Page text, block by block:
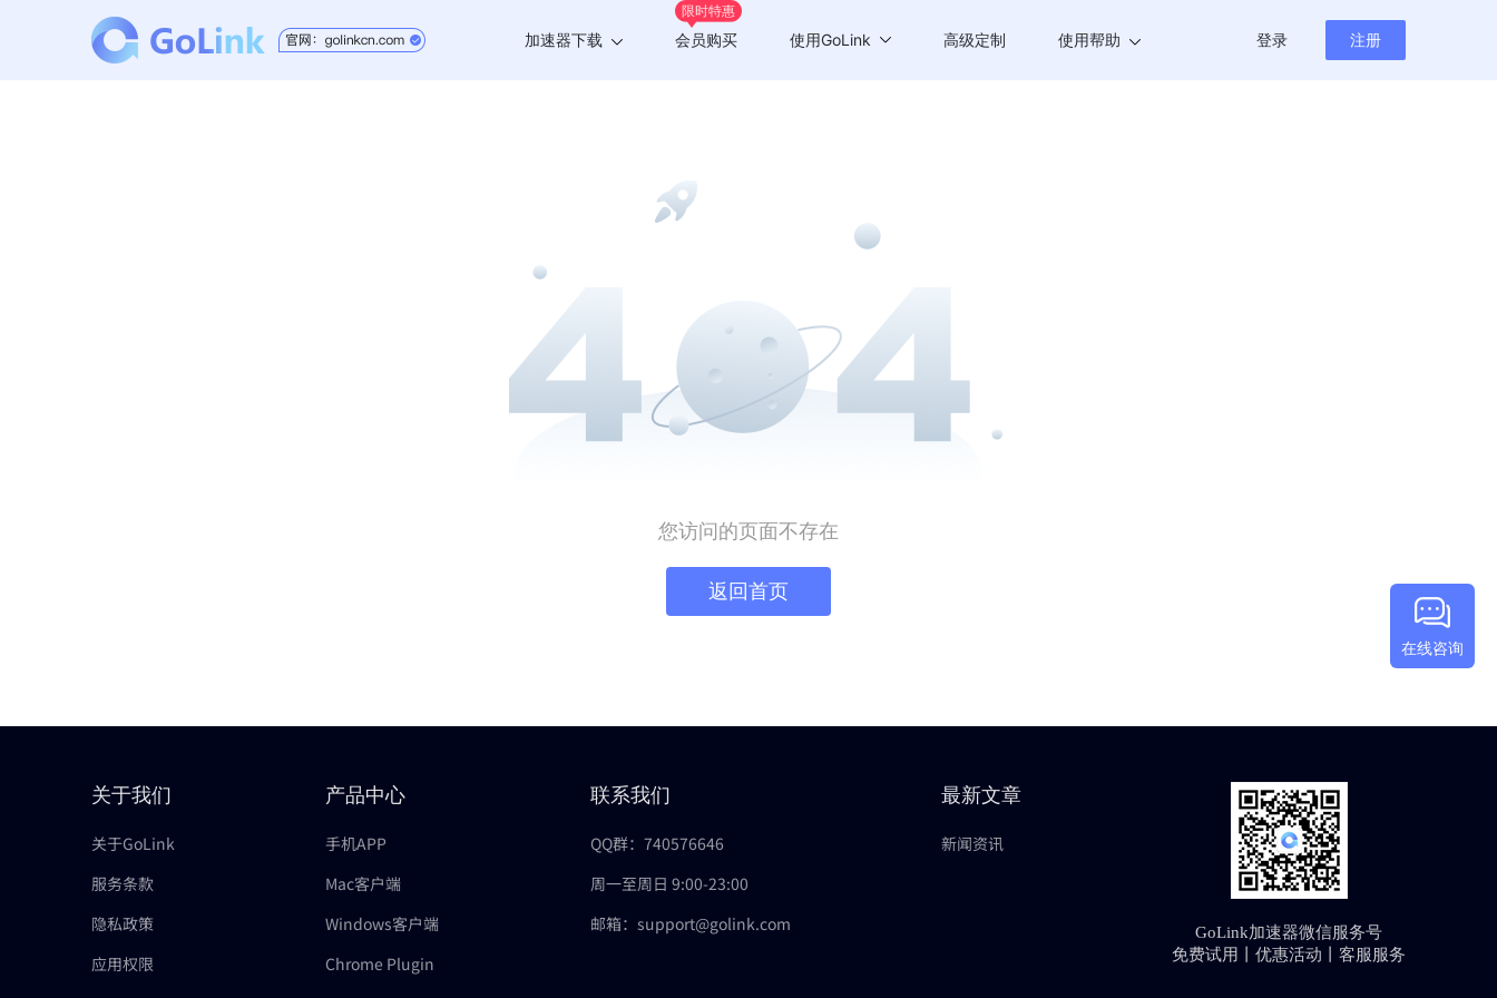
加速器下载
Chrome插件
限时特惠
会员购买 使用GoLink 高级定制 使用帮助 登录 注册
在线咨询
您访问的页面不存在
返回首页
关于我们
关于GoLink
服务条款
隐私政策
应用权限
产品中心
手机APP
Mac客户端
Windows客户端
Chrome Plugin
联系我们
QQ群：740576646
周一至周日 9:00-23:00
邮箱：support@golink.com
最新文章
新闻资讯
GoLink加速器微信服务号
免费试用丨优惠活动丨客服服务